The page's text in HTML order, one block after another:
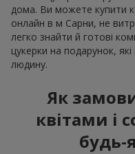
дома. Ви можете купити
онлайн в м Сарни, не
легко знайти й готові
цукерки на подарунок,
людину.
Як
квітами і
будь-